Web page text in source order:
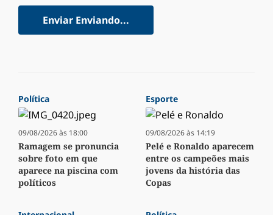
Enviar Enviando...
Política
09/08/2026 às 18:00
Ramagem se pronuncia
sobre foto em que
aparece na piscina com
políticos
Esporte
09/08/2026 às 14:19
Pelé e Ronaldo aparecem
entre os campeões mais
jovens da história das
Copas